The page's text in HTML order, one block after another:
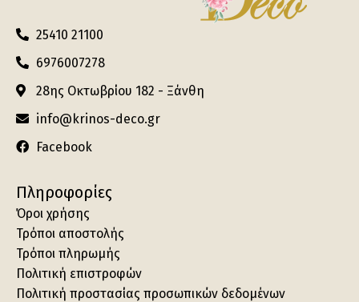
25410 21100
6976007278
28ης Οκτωβρίου 182 - Ξάνθη
info@krinos-deco.gr
Facebook
Πληροφορίες
Όροι χρήσης
Τρόποι αποστολής
Τρόποι πληρωμής
Πολιτική επιστροφών
Πολιτική προστασίας προσωπικών δεδομένων